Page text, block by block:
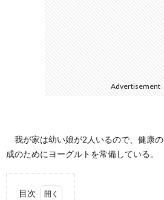
Advertisement
我が家は幼い娘が2人いるので、健康
成のためにヨーグルトを常備している。
目次